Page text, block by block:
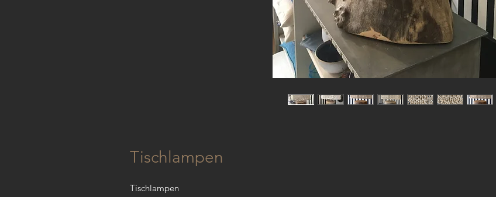
Tischlampen
Tischlampen